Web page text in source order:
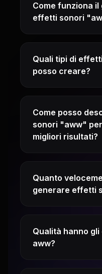
Come funziona
effetti sonori
Quali tipi di
posso creare?
Come posso
sonori "aww"
migliori risultati?
Quanto
generare effetti
Qualità hanno
aww?